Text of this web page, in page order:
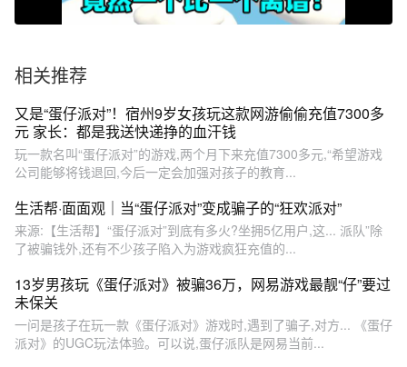
相关推荐
又是“蛋仔派对”！宿州9岁女孩玩这款网游偷偷充值7300多
元 家长：都是我送快递挣的血汗钱
玩一款名叫“蛋仔派对”的游戏,两个月下来充值7300多元,“希望游戏
公司能够将钱退回,今后一定会加强对孩子的教育...
生活帮·面面观｜当“蛋仔派对”变成骗子的“狂欢派对”
来源:【生活帮】“蛋仔派对”到底有多火?坐拥5亿用户,这... 派队”除
了被骗钱外,还有不少孩子陷入为游戏疯狂充值的...
13岁男孩玩《蛋仔派对》被骗36万，网易游戏最靓“仔”要过
未保关
一问是孩子在玩一款《蛋仔派对》游戏时,遇到了骗子,对方... 《蛋仔
派对》的UGC玩法体验。可以说,蛋仔派队是网易当前...